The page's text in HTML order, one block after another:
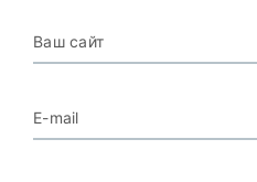
Ваш сайт
E-mail